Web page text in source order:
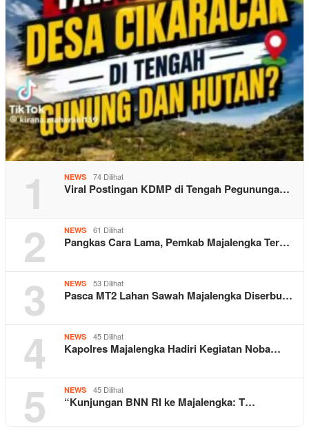
1 NEWS 74 Dilihat
Viral Postingan KDMP di Tengah Pegununga…
2 NEWS 61 Dilihat
Pangkas Cara Lama, Pemkab Majalengka Ter…
3 NEWS 53 Dilihat
Pasca MT2 Lahan Sawah Majalengka Diserbu…
4 NEWS 45 Dilihat
Kapolres Majalengka Hadiri Kegiatan Noba…
5 NEWS 45 Dilihat
“Kunjungan BNN RI ke Majalengka: T…